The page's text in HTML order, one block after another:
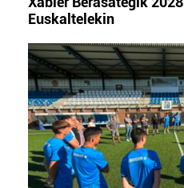
Euskaltelekin